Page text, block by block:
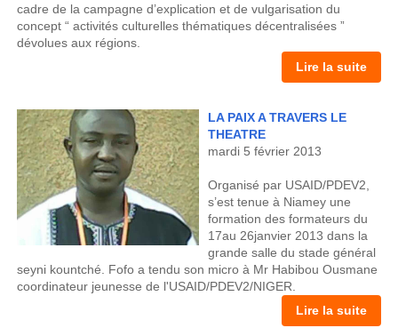
cadre de la campagne d’explication et de vulgarisation du
concept “ activités culturelles thématiques décentralisées ”
dévolues aux régions.
Lire la suite
LA PAIX A TRAVERS LE
THEATRE
mardi 5 février 2013
Organisé par USAID/PDEV2,
s’est tenue à Niamey une
formation des formateurs du
17au 26janvier 2013 dans la
grande salle du stade général
seyni kountché. Fofo a tendu son micro à Mr Habibou Ousmane
coordinateur jeunesse de l'USAID/PDEV2/NIGER.
Lire la suite